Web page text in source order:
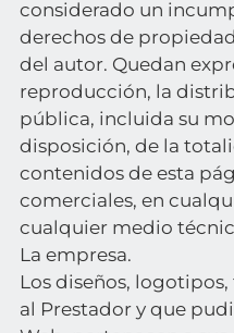
considerado un
derechos de
del autor. Quedan
reproducción, la
pública, incluida su
disposición, de la
contenidos de esta
comerciales, en
cualquier medio
La empresa.
Los diseños,
al Prestador y que